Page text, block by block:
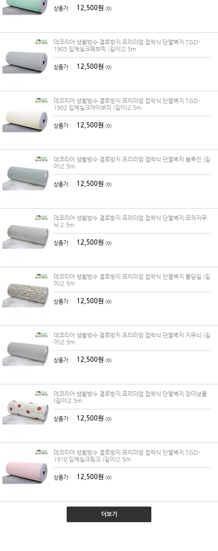
상품가 : 12,500원 (0)
데코리아 생활방수 결로방지 프리미엄 접착식 단열벽지 TGD-
1905 입체실크페브릭 (길이)2.5m
상품가 : 12,500원 (0)
데코리아 생활방수 결로방지 프리미엄 접착식 단열벽지 TGD-
1902 입체실크아이보리 (길이)2.5m
상품가 : 12,500원 (0)
데코리아 생활방수 결로방지 프리미엄 접착식 단열벽지 블루진 (길
이)2.5m
상품가 : 12,500원 (0)
데코리아 생활방수 결로방지 프리미엄 접착식 단열벽지 모직지무
늬 2.5m
상품가 : 12,500원 (0)
데코리아 생활방수 결로방지 프리미엄 접착식 단열벽지 돌담길 (길
이)2.5m
상품가 : 12,500원 (0)
데코리아 생활방수 결로방지 프리미엄 접착식 단열벽지 지무늬 (길
이)2.5m
상품가 : 12,500원 (0)
데코리아 생활방수 결로방지 프리미엄 접착식 단열벽지 장미넝쿨
(길이)2.5m
상품가 : 12,500원 (0)
데코리아 생활방수 결로방지 프리미엄 접착식 단열벽지 TGD-
1910 입체실크핑크 (길이)2.5m
상품가 : 12,500원 (0)
더보기